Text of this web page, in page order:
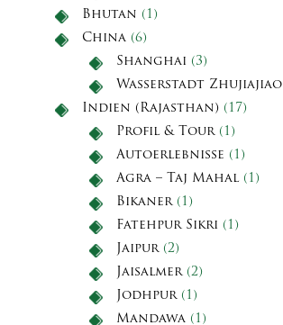
Bhutan (1)
China (6)
Shanghai (3)
Wasserstadt Zhujiajiao
Indien (Rajasthan) (17)
Profil & Tour(1)
Autoerlebnisse (1)
Agra – Taj Mahal (1)
Bikaner(1)
Fatehpur Sikri (1)
Jaipur(2)
Jaisalmer(2)
Jodhpur(1)
Mandawa (1)